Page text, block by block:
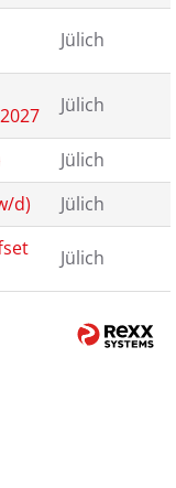
Jülich
Jülich
Jülich
d)
Jülich
Jülich